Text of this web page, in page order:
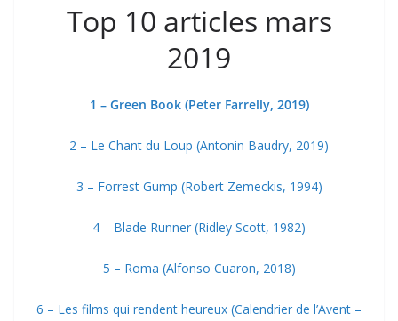
Top 10 articles mars
2019
1 – Green Book (Peter Farrelly, 2019)
2 – Le Chant du Loup (Antonin Baudry, 2019)
3 – Forrest Gump (Robert Zemeckis, 1994)
4 – Blade Runner (Ridley Scott, 1982)
5 – Roma (Alfonso Cuaron, 2018)
6 – Les films qui rendent heureux (Calendrier de l’Avent –